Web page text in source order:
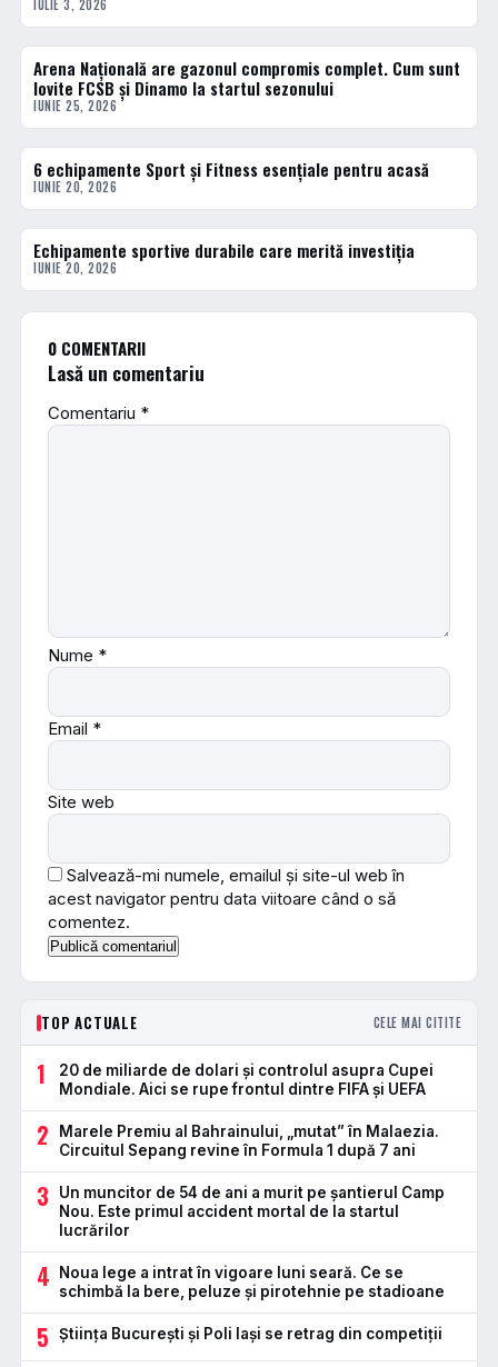
IULIE 3, 2026
ACTUALE
Arena Națională are gazonul compromis complet. Cum sunt
lovite FCSB și Dinamo la startul sezonului
IUNIE 25, 2026
ACTUALE
6 echipamente Sport și Fitness esențiale pentru acasă
IUNIE 20, 2026
ACTUALE
Echipamente sportive durabile care merită investiția
IUNIE 20, 2026
0 COMENTARII
Lasă un comentariu
Comentariu *
Nume *
Email *
Site web
Salvează-mi numele, emailul și site-ul web în
acest navigator pentru data viitoare când o să
comentez.
TOP ACTUALE CELE MAI CITITE
1
20 de miliarde de dolari și controlul asupra Cupei
Mondiale. Aici se rupe frontul dintre FIFA și UEFA
2
Marele Premiu al Bahrainului, „mutat” în Malaezia.
Circuitul Sepang revine în Formula 1 după 7 ani
3
Un muncitor de 54 de ani a murit pe șantierul Camp
Nou. Este primul accident mortal de la startul
lucrărilor
4
Noua lege a intrat în vigoare luni seară. Ce se
schimbă la bere, peluze și pirotehnie pe stadioane
5 Știința București și Poli Iași se retrag din competiții